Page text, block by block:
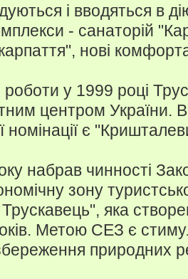
і вводяться в
- санаторій
нові
у 1999 році
центром України.
номінації є
набрав чинності
зону
Трускавець", яка
Метою СЕЗ є
природних